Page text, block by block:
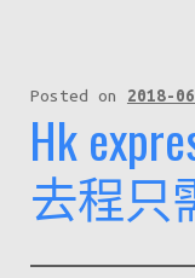
Posted on 2018-
Hk
去程只